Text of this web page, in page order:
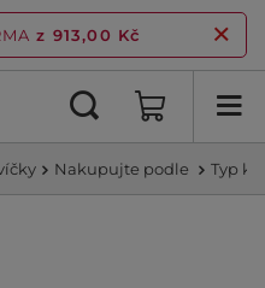
z 913,00 Kč
Nakupujte podle Typ